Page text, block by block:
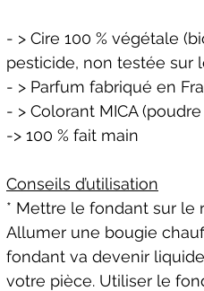
- > Cire 100 % végétale
pesticide, non testée sur
- > Parfum fabriqué en
- > Colorant MICA
-> 100 % fait main
Conseils d’utilisation
* Mettre le fondant sur le
Allumer une bougie
fondant va devenir
votre pièce. Utiliser le